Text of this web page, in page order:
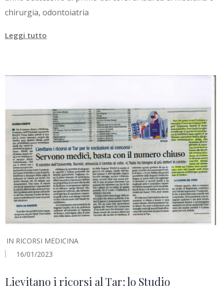
chirurgia, odontoiatria
Leggi tutto
IN RICORSI MEDICINA
16/01/2023
Lievitano i ricorsi al Tar: lo Studio